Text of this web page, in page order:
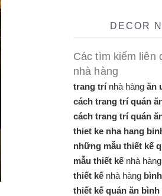
tại Tp.HCMDECOR
Các tìm kiếm liên
nhà hàng
trang trínhà hàng ăn
cách trang trí quán
cách trang trí quán
thiet ke nha hang
những mẫu thiết kế
mẫu thiết kế nhà hàng
thiết kế nhà hàng
thiết kế quán ăn bình